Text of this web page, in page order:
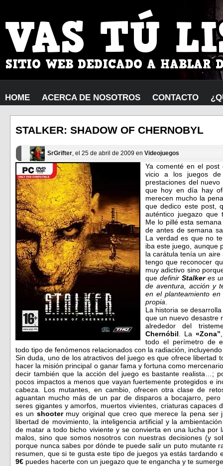
HOME ACERCA DE NOSOTROS CONTACTO
STALKER: SHADOW OF CHERNOBYL
SrGrifter, el 25 de abril de 2009 en Videojuegos
Ya comenté en el
vicio a los juegos
prestaciones del
que hoy en día hay
merecen mucho la
que dedico este post,
auténtico juegazo que
Me lo pillé esta
de antes de semana
La verdad es que no
iba este juego, aunque
la carátula tenía un
tengo que reconocer
muy adictivo sino
quedefinirStalkeres
de aventura, acción y
en el planteamiento
propia
La historia se
que un nuevo desastre
alrededor del
Chernóbil . La «Zona”
todo el perímetro de
todo tipo de fenómenos relacionados con la radiación,
Sin duda, uno de los atractivos del juego es que ofrece libertad
hacer la misión principal o ganar fama y fortuna como
decir también que la acción del juego es bastante realista…;
pocos impactos a menos que vayan fuertemente protegidos e
cabeza. Los mutantes, en cambio, ofrecen otra clase de
aguantan mucho más de un par de disparos a bocajarro,
seres gigantes y amorfos, muertos vivientes, criaturas capaces
es un shooter muy original que creo que merece la pena
libertad de movimiento, la inteligencia artificial y la
de matar a todo bicho viviente y se convierta en una lucha por
malos, sino que somos nosotros con nuestras decisiones (y
porque nunca sabes por dónde te puede salir un puto mutante
resumen, que si te gusta este tipo de juegos ya estás tardando
9€ puedes hacerte con un juegazo que te engancha y te